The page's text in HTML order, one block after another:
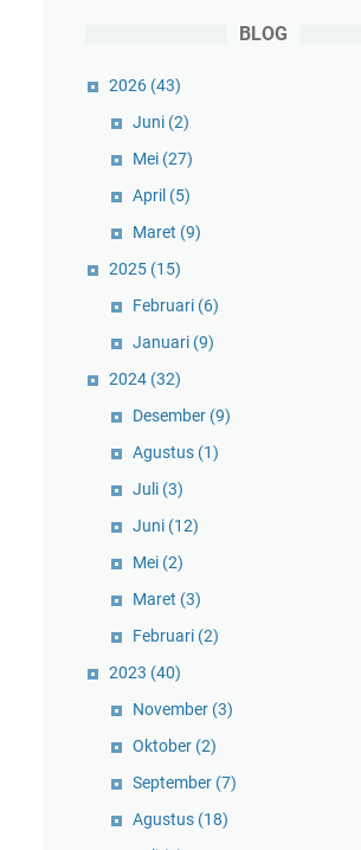
BLOG
2026 (43)
Juni (2)
Mei (27)
April (5)
Maret (9)
2025 (15)
Februari (6)
Januari (9)
2024 (32)
Desember (9)
Agustus (1)
Juli (3)
Juni (12)
Mei (2)
Maret (3)
Februari (2)
2023 (40)
November (3)
Oktober (2)
September (7)
Agustus (18)